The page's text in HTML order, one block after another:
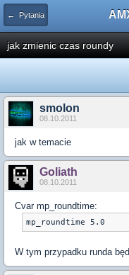
← Pytania
jak zmienic czas roundy
smolon
08.10.2011
jak w temacie
Goliath
08.10.2011
Cvar mp_roundtime:
W tym przypadku runda